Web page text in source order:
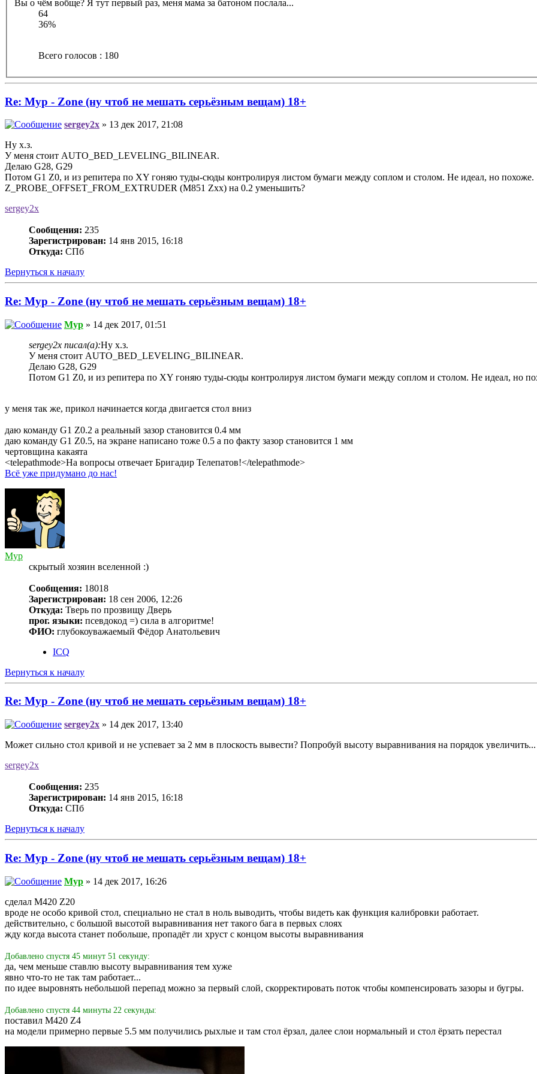
Вы о чём вобще? Я тут первый раз, меня мама за батоном послала...
64
36%
Всего голосов : 180
Re: Myp - Zone (ну чтоб не мешать серьёзным вещам) 18+
sergey2x » 13 дек 2017, 21:08
Ну х.з.
У меня стоит AUTO_BED_LEVELING_BILINEAR.
Делаю G28, G29
Потом G1 Z0, и из репитера по XY гоняю туды-сюды контролируя листом бумаги между соплом и столом. Не идеал, но похоже.
Z_PROBE_OFFSET_FROM_EXTRUDER (M851 Zxx) на 0.2 уменьшить?
sergey2x
Сообщения: 235
Зарегистрирован: 14 янв 2015, 16:18
Откуда: СПб
Вернуться к началу
Re: Myp - Zone (ну чтоб не мешать серьёзным вещам) 18+
Myp » 14 дек 2017, 01:51
sergey2x писал(а):Ну х.з.
У меня стоит AUTO_BED_LEVELING_BILINEAR.
Делаю G28, G29
Потом G1 Z0, и из репитера по XY гоняю туды-сюды контролируя листом бумаги между соплом и столом. Не идеал, но
у меня так же, прикол начинается когда двигается стол вниз
даю команду G1 Z0.2 а реальный зазор становится 0.4 мм
даю команду G1 Z0.5, на экране написано тоже 0.5 а по факту зазор становится 1 мм
чертовщина какаята
<telepathmode>На вопросы отвечает Бригадир Телепатов!</telepathmode>
Всё уже придумано до нас!
Myp
скрытый хозяин вселенной :)
Сообщения: 18018
Зарегистрирован: 18 сен 2006, 12:26
Откуда: Тверь по прозвищу Дверь
прог. языки: псевдокод =) сила в алгоритме!
ФИО: глубокоуважаемый Фёдор Анатольевич
ICQ
Вернуться к началу
Re: Myp - Zone (ну чтоб не мешать серьёзным вещам) 18+
sergey2x » 14 дек 2017, 13:40
Может сильно стол кривой и не успевает за 2 мм в плоскость вывести? Попробуй высоту выравнивания на порядок увеличить...
sergey2x
Сообщения: 235
Зарегистрирован: 14 янв 2015, 16:18
Откуда: СПб
Вернуться к началу
Re: Myp - Zone (ну чтоб не мешать серьёзным вещам) 18+
Myp » 14 дек 2017, 16:26
сделал M420 Z20
вроде не особо кривой стол, специально не стал в ноль выводить, чтобы видеть как функция калибровки работает.
действительно, с большой высотой выравнивания нет такого бага в первых слоях
жду когда высота станет побольше, пропадёт ли хруст с концом высоты выравнивания
Добавлено спустя 45 минут 51 секунду:
да, чем меньше ставлю высоту выравнивания тем хуже
явно что-то не так там работает...
по идее выровнять небольшой перепад можно за первый слой, скорректировать поток чтобы компенсировать зазоры и бугры.
Добавлено спустя 44 минуты 22 секунды:
поставил M420 Z4
на модели примерно первые 5.5 мм получились рыхлые и там стол ёрзал, далее слои нормальный и стол ёрзать перестал